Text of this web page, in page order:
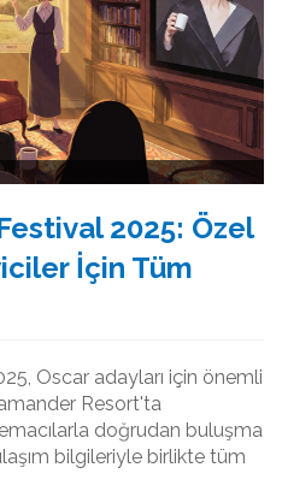
2025: Özel
İçin Tüm
Oscar adayları için önemli
Resort'ta
doğrudan buluşma
bilgileriyle birlikte tüm